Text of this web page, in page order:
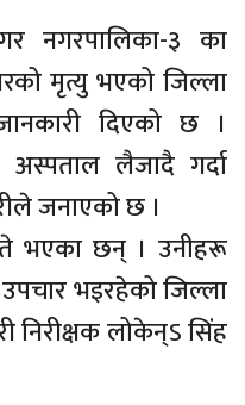
नगरपालिका-३ का
मृत्यु भएको जिल्ला
दिएको छ ।
अस्पताल लैजादै गर्दा
जनाएको छ ।
भएका छन् । उनीहरू
भइरहेको जिल्ला
निरीक्षक लोकेन्ऽ सिंह